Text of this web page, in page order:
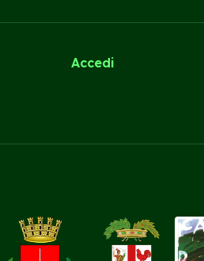
Accedi